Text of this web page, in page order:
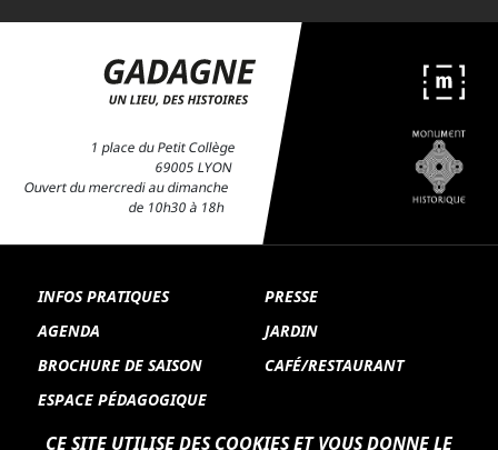
1 place du Petit Collège
69005 LYON
Ouvert du mercredi au dimanche
de 10h30 à 18h
INFOS PRATIQUES
AGENDA
BROCHURE DE SAISON
ESPACE PÉDAGOGIQUE
PRESSE
JARDIN
CAFÉ/RESTAURANT
CE SITE UTILISE DES COOKIES ET VOUS DONNE LE